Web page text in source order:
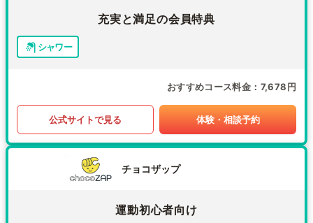
充実と満足の会員特典
シャワー
おすすめコース料金 7,678円
公式サイトで見る 体験・相談予約
チョコザップ
運動初心者向け